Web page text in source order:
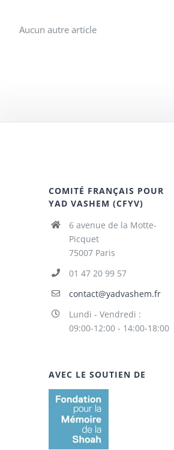
Aucun autre article
COMITÉ FRANÇAIS POUR
YAD VASHEM (CFYV)
6 avenue de la Motte-
Picquet
75007 Paris
01 47 20 99 57
contact@yadvashem.fr
Lundi - Vendredi :
09:00-12:00 - 14:00-18:00
AVEC LE SOUTIEN DE